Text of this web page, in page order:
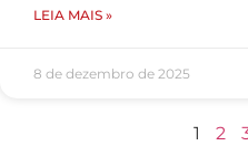
LEIA MAIS »
8 de dezembro de 2025
1 2